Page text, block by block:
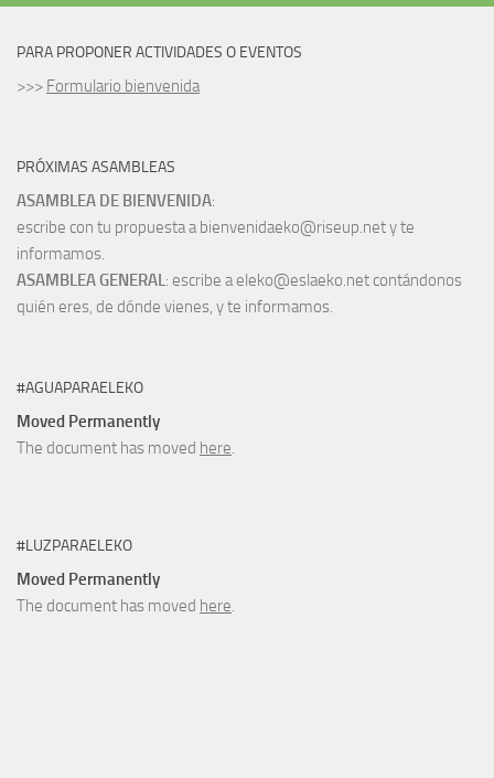
PARA PROPONER ACTIVIDADES O EVENTOS
>>> Formulario bienvenida
PRÓXIMAS ASAMBLEAS
ASAMBLEA DE BIENVENIDA:
escribe con tu propuesta a bienvenidaeko@riseup.net y te
informamos.
ASAMBLEA GENERAL: escribe a eleko@eslaeko.net contándonos
quién eres, de dónde vienes, y te informamos.
#AGUAPARAELEKO
Moved Permanently
The document has moved here.
#LUZPARAELEKO
Moved Permanently
The document has moved here.